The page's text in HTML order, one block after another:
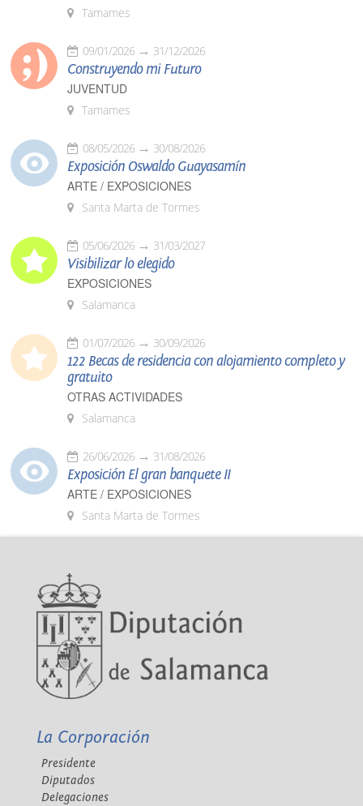
Tamames
09/01/2026 31/12/2026
Construyendo mi Futuro
JUVENTUD
Tamames
08/05/2026 30/08/2026
Exposición Oswaldo Guayasamín
ARTE / EXPOSICIONES
Santa Marta de Tormes
05/06/2026 31/03/2027
Visibilizar lo elegido
EXPOSICIONES
Salamanca
01/07/2026 30/09/2026
122 Becas de residencia con alojamiento completo y
gratuito
OTRAS ACTIVIDADES
Salamanca
26/06/2026 31/08/2026
Exposición El gran banquete II
ARTE / EXPOSICIONES
Santa Marta de Tormes
La Corporación
Presidente
Diputados
Delegaciones